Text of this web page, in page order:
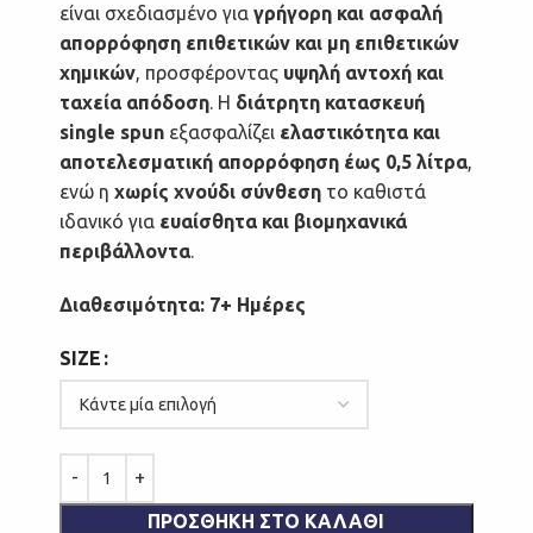
είναι σχεδιασμένο για γρήγορη και ασφαλή
απορρόφηση επιθετικών και μη επιθετικών
χημικών, προσφέροντας υψηλή αντοχή και
ταχεία απόδοση. Η διάτρητη κατασκευή
single spun εξασφαλίζει ελαστικότητα και
αποτελεσματική απορρόφηση έως 0,5 λίτρα,
ενώ η χωρίς χνούδι σύνθεση το καθιστά
ιδανικό για ευαίσθητα και βιομηχανικά
περιβάλλοντα.
Διαθεσιμότητα: 7+ Ημέρες
SIZE
ΠΡΟΣΘΉΚΗ ΣΤΟ ΚΑΛΆΘΙ